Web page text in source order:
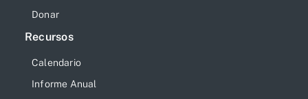
Donar
Recursos
Calendario
Informe Anual